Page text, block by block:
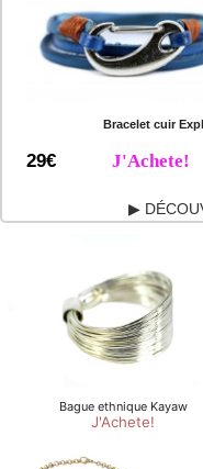
Bracelet cuir
29€ J'Achete!
▶